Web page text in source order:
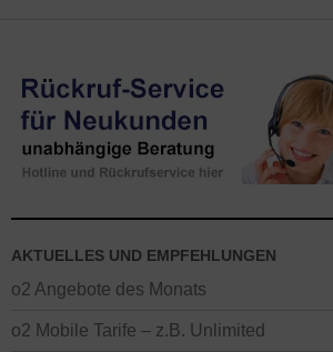
AKTUELLES UND EMPFEHLUNGEN
o2 Angebote des Monats
o2 Mobile Tarife – z.B. Unlimited